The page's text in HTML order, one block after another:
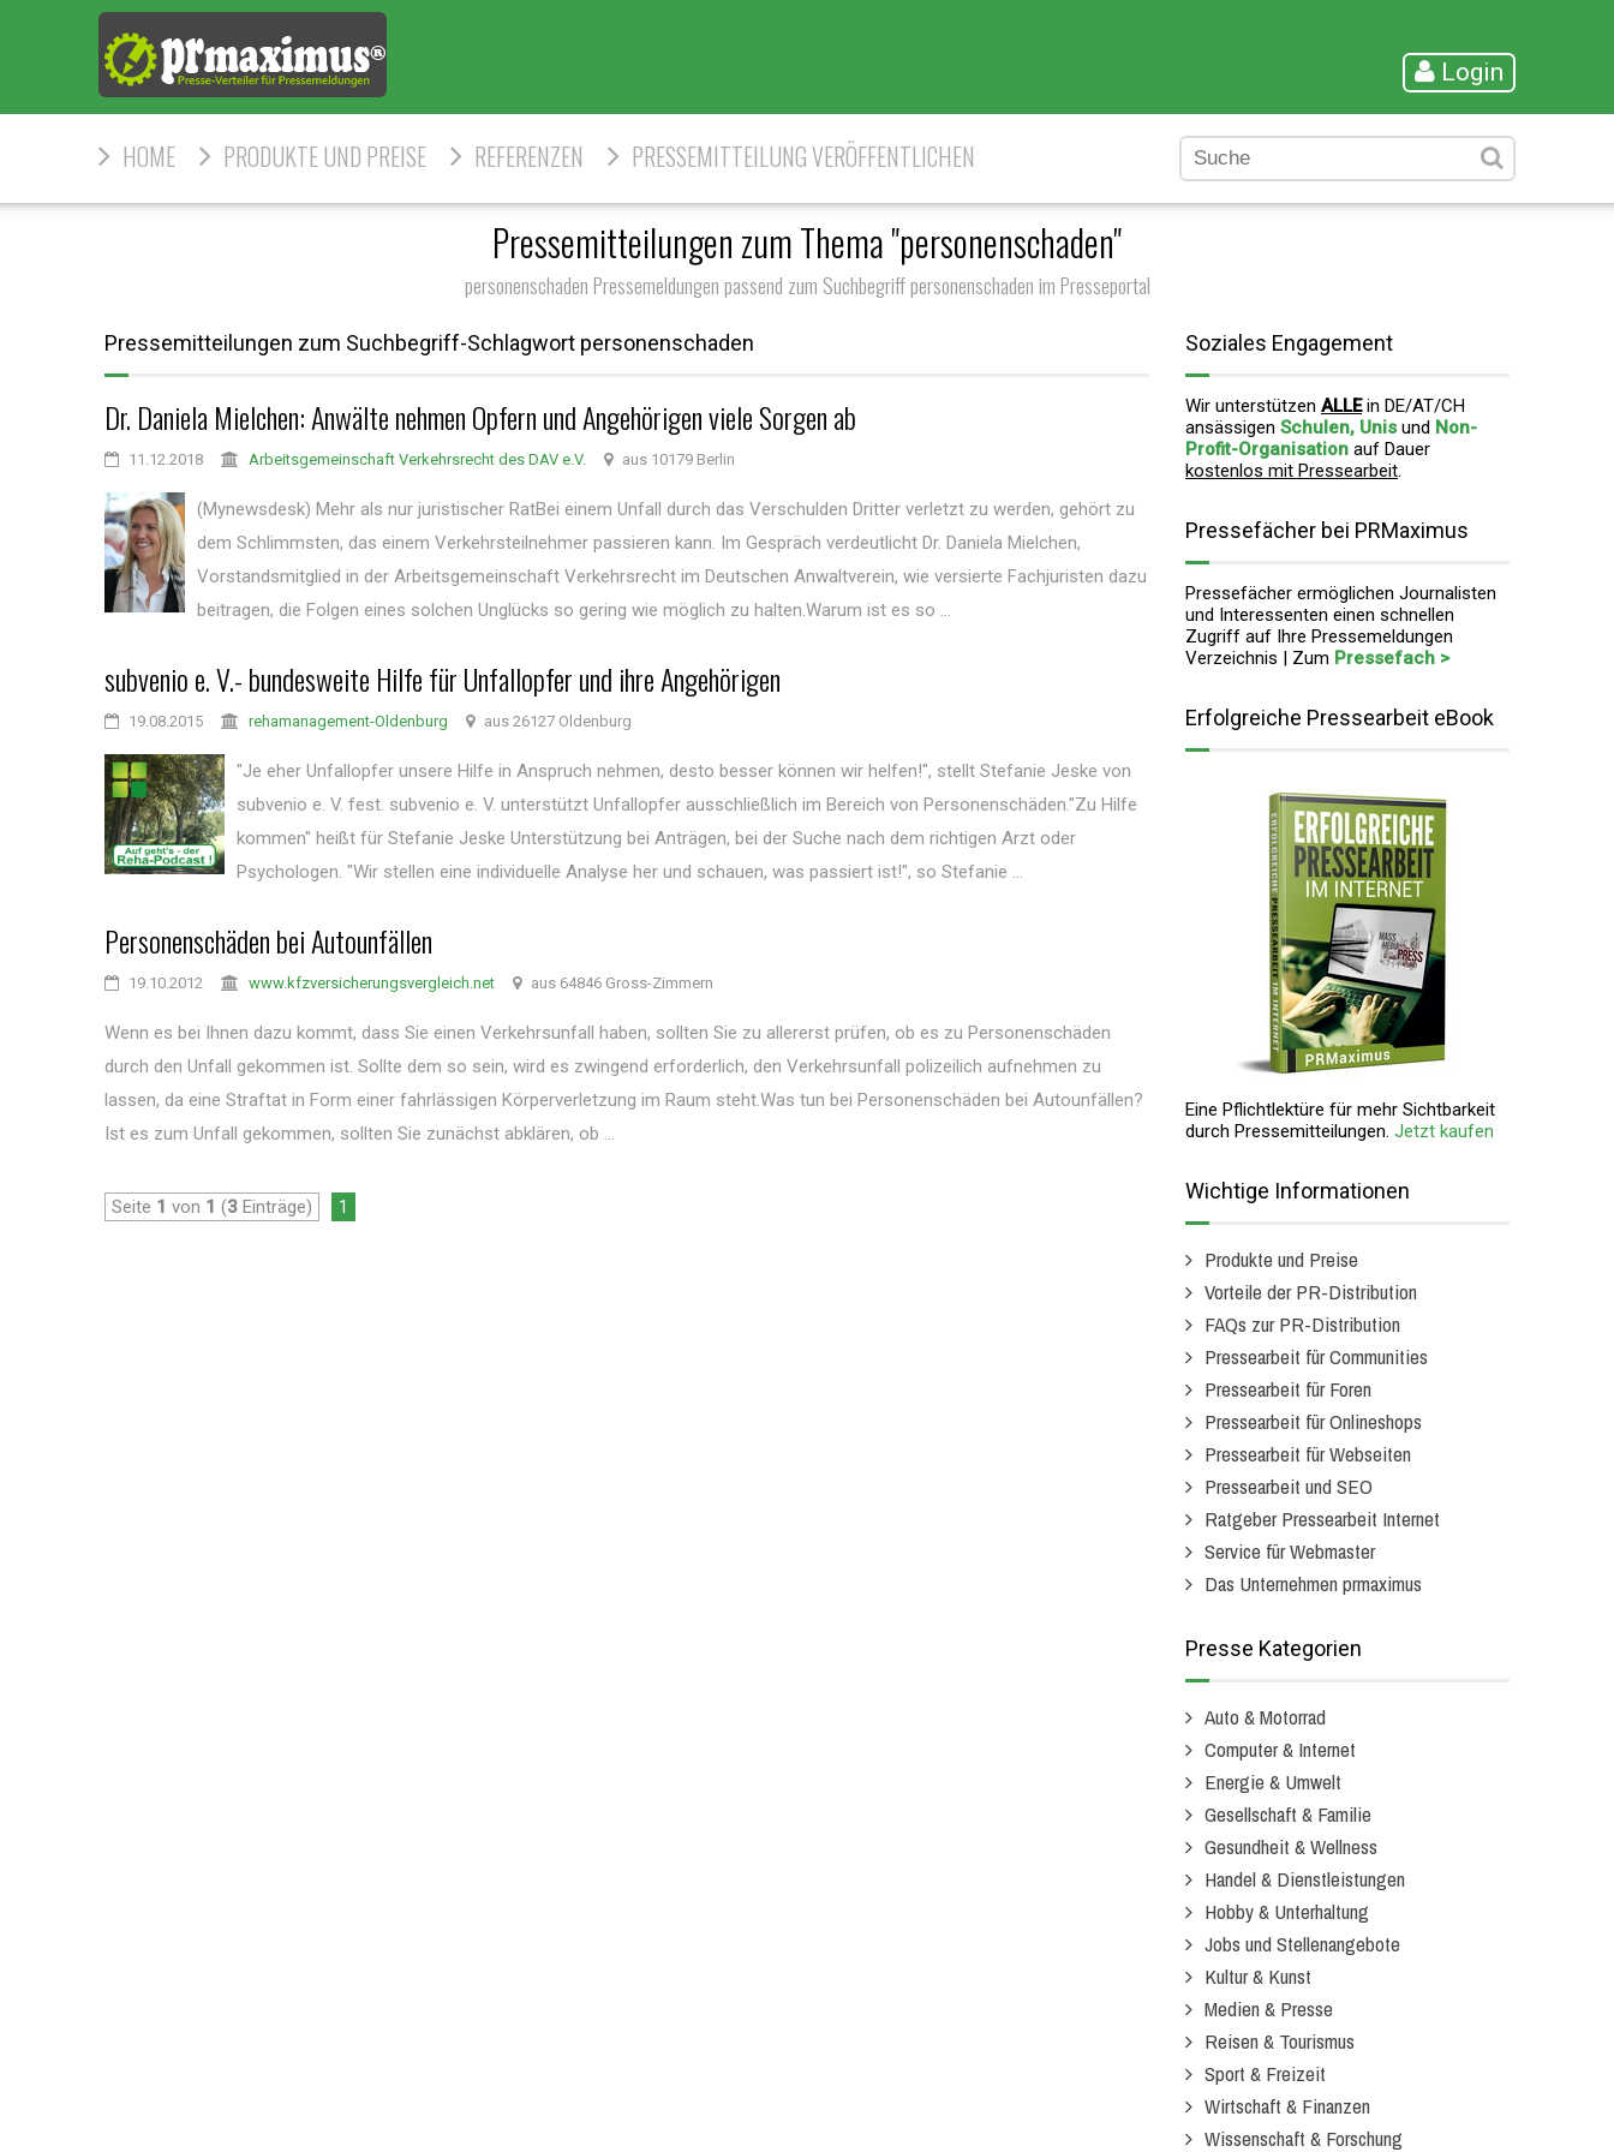
Login
HOME PRODUKTE UND PREISE REFERENZEN PRESSEMITTEILUNG VERÖFFENTLICHEN
Pressemitteilungen zum Thema "personenschaden"
personenschaden Pressemeldungen passend zum Suchbegriff personenschaden im Presseportal
Pressemitteilungen zum Suchbegriff-Schlagwort personenschaden
Dr. Daniela Mielchen: Anwälte nehmen Opfern und Angehörigen viele Sorgen ab
11.12.2018 Arbeitsgemeinschaft Verkehrsrecht des DAV e.V. aus 10179 Berlin
(Mynewsdesk) Mehr als nur juristischer RatBei einem Unfall durch das Verschulden Dritter verletzt zu werden, gehört zu
dem Schlimmsten, das einem Verkehrsteilnehmer passieren kann. Im Gespräch verdeutlicht Dr. Daniela Mielchen,
Vorstandsmitglied in der Arbeitsgemeinschaft Verkehrsrecht im Deutschen Anwaltverein, wie versierte Fachjuristen dazu
beitragen, die Folgen eines solchen Unglücks so gering wie möglich zu halten.Warum ist es so ...
subvenio e. V.- bundesweite Hilfe für Unfallopfer und ihre Angehörigen
19.08.2015 rehamanagement-Oldenburg aus 26127 Oldenburg
"Je eher Unfallopfer unsere Hilfe in Anspruch nehmen, desto besser können wir helfen!", stellt Stefanie Jeske von
subvenio e. V. fest. subvenio e. V. unterstützt Unfallopfer ausschließlich im Bereich von Personenschäden."Zu Hilfe
kommen" heißt für Stefanie Jeske Unterstützung bei Anträgen, bei der Suche nach dem richtigen Arzt oder
Psychologen. "Wir stellen eine individuelle Analyse her und schauen, was passiert ist!", so Stefanie ...
Personenschäden bei Autounfällen
19.10.2012 www.kfzversicherungsvergleich.net aus 64846 Gross-Zimmern
Wenn es bei Ihnen dazu kommt, dass Sie einen Verkehrsunfall haben, sollten Sie zu allererst prüfen, ob es zu Personenschäden
durch den Unfall gekommen ist. Sollte dem so sein, wird es zwingend erforderlich, den Verkehrsunfall polizeilich aufnehmen zu
lassen, da eine Straftat in Form einer fahrlässigen Körperverletzung im Raum steht.Was tun bei Personenschäden bei Autounfällen?
Ist es zum Unfall gekommen, sollten Sie zunächst abklären, ob ...
Seite 1 von 1 (3 Einträge) 1
Soziales Engagement
Wir unterstützen ALLEin DE/AT/CH
ansässigen Schulen, Unis und Non-
Profit-Organisation auf Dauer
kostenlos mit Pressearbeit.
Pressefächer bei PRMaximus
Pressefächer ermöglichen Journalisten
und Interessenten einen schnellen
Zugriff auf Ihre Pressemeldungen
Verzeichnis | Zum Pressefach >
Erfolgreiche Pressearbeit eBook
Eine Pflichtlektüre für mehr Sichtbarkeit
durch Pressemitteilungen. Jetzt kaufen
Wichtige Informationen
Produkte und Preise
Vorteile der PR-Distribution
FAQs zur PR-Distribution
Pressearbeit für Communities
Pressearbeit für Foren
Pressearbeit für Onlineshops
Pressearbeit für Webseiten
Pressearbeit und SEO
Ratgeber Pressearbeit Internet
Service für Webmaster
Das Unternehmen prmaximus
Presse Kategorien
Auto & Motorrad
Computer & Internet
Energie & Umwelt
Gesellschaft & Familie
Gesundheit & Wellness
Handel & Dienstleistungen
Hobby & Unterhaltung
Jobs und Stellenangebote
Kultur & Kunst
Medien & Presse
Reisen & Tourismus
Sport & Freizeit
Wirtschaft & Finanzen
Wissenschaft & Forschung